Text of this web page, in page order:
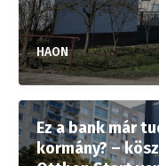
HAON
Ez a bank már
kormány? –